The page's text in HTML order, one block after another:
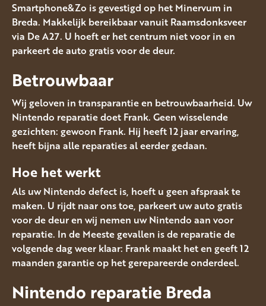
Smartphone&Zo is gevestigd op het Minervum in
Breda. Makkelijk bereikbaar vanuit Raamsdonksveer
via De A27. U hoeft er het centrum niet voor in en
parkeert de auto gratis voor de deur.
Betrouwbaar
Wij geloven in transparantie en betrouwbaarheid. Uw
Nintendo reparatie doet Frank. Geen wisselende
gezichten: gewoon Frank. Hij heeft 12 jaar ervaring,
heeft bijna alle reparaties al eerder gedaan.
Hoe het werkt
Als uw Nintendo defect is, hoeft u geen afspraak te
maken. U rijdt naar ons toe, parkeert uw auto gratis
voor de deur en wij nemen uw Nintendo aan voor
reparatie. In de Meeste gevallen is de reparatie de
volgende dag weer klaar: Frank maakt het en geeft 12
maanden garantie op het gerepareerde onderdeel.
Nintendo reparatie Breda